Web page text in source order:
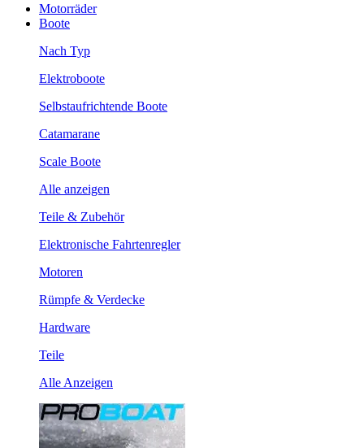
Motorräder
Boote
Nach Typ
Elektroboote
Selbstaufrichtende Boote
Catamarane
Scale Boote
Alle anzeigen
Teile & Zubehör
Elektronische Fahrtenregler
Motoren
Rümpfe & Verdecke
Hardware
Teile
Alle Anzeigen